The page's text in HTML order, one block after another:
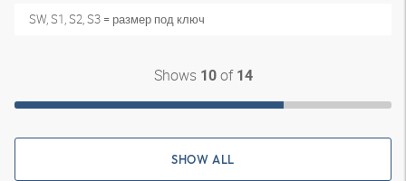
SW, S1, S2, S3 = размер под ключ
Shows 10of 14
SHOW ALL